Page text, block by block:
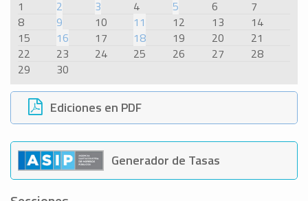
1
2 3 4 5 6
7
8
9 10 11 12 13
14
15
16 17 18 19 20
21
22
23 24 25 26 27
28
29
30
Ediciones en PDF
Generador de Tasas